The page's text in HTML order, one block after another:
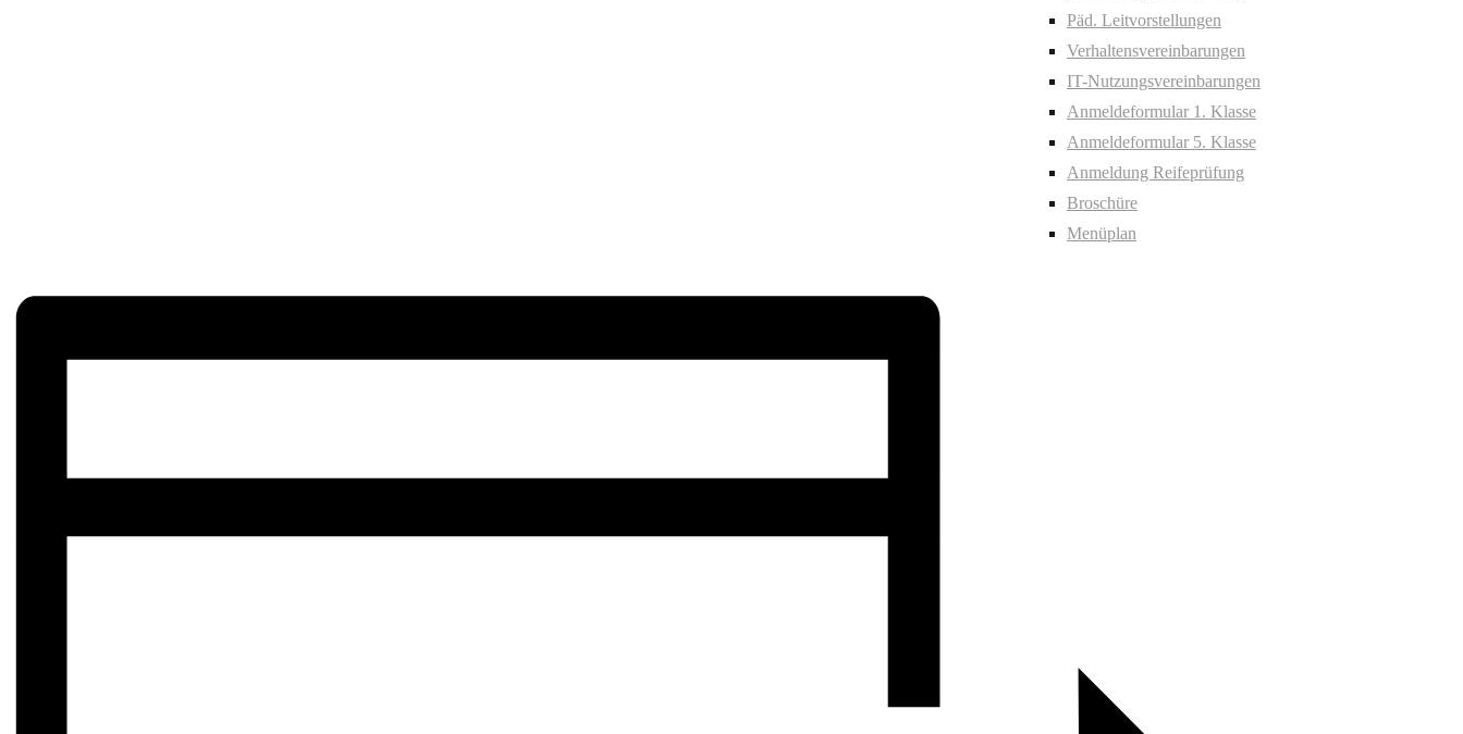
Päd. Leitvorstellungen
Verhaltensvereinbarungen
IT-Nutzungsvereinbarungen
Anmeldeformular 1. Klasse
Anmeldeformular 5. Klasse
Anmeldung Reifeprüfung
Broschüre
Menüplan